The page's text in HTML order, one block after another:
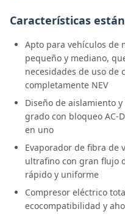
Características
Apto para vehículos de
pequeño y mediano,
necesidades de uso de
completamente NEV
Diseño de aislamiento
grado con bloqueo AC-
en uno
Evaporador de fibra de
ultrafino con gran flujo
rápido y uniforme
Compresor eléctrico
ecocompatibilidad y